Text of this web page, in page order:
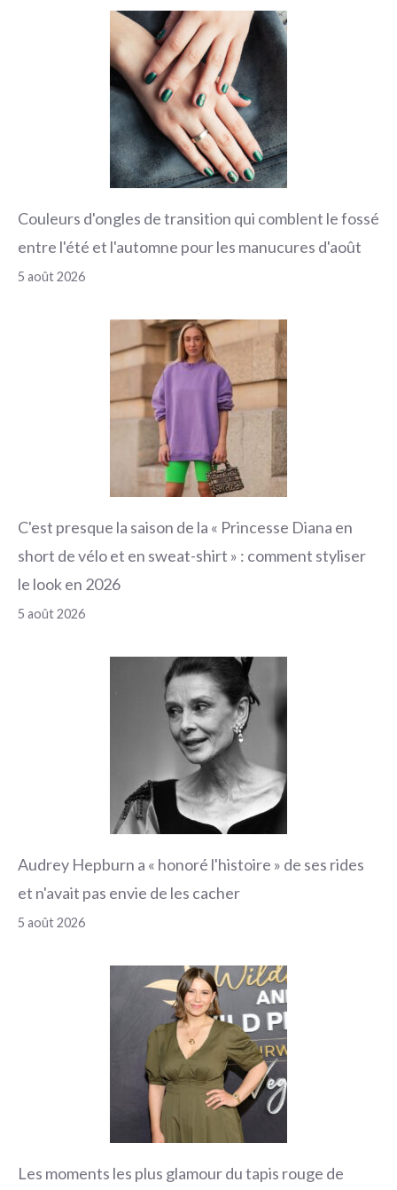
Couleurs d'ongles de transition qui comblent le fossé
entre l'été et l'automne pour les manucures d'août
5 août 2026
C'est presque la saison de la « Princesse Diana en
short de vélo et en sweat-shirt » : comment styliser
le look en 2026
5 août 2026
Audrey Hepburn a « honoré l'histoire » de ses rides
et n'avait pas envie de les cacher
5 août 2026
Les moments les plus glamour du tapis rouge de